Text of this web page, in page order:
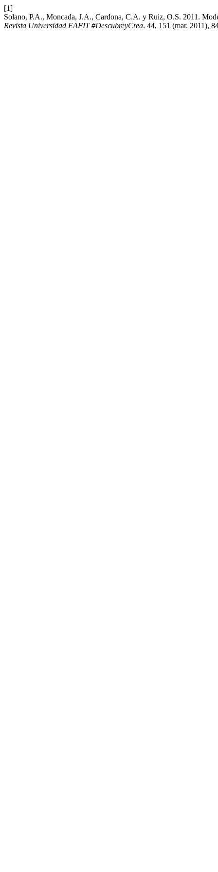
[1]
Solano, P.A., Moncada, J.A., Cardona, C.A. y Ruiz, O.S. 2011.
Revista Universidad EAFIT #DescubreyCrea. 44, 151 (mar. 2011),